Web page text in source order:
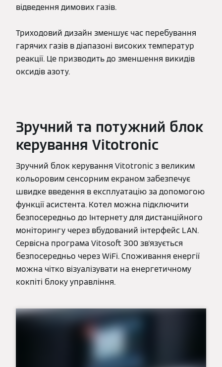
відведення димових газів.
Триходовий дизайн зменшує час перебування
гарячих газів в діапазоні високих температур
реакції. Це призводить до зменшення викидів
оксидів азоту.
Зручний та потужний блок
керування Vitotronic
Зручний блок керування Vitotronic з великим
кольоровим сенсорним екраном забезпечує
швидке введення в експлуатацію за допомогою
функції асистента. Котел можна підключити
безпосередньо до Інтернету для дистанційного
моніторингу через вбудований інтерфейс LAN.
Сервісна програма Vitosoft 300 зв'язується
безпосередньо через WiFi. Споживання енергії
можна чітко візуалізувати на енергетичному
кокпіті блоку управління.